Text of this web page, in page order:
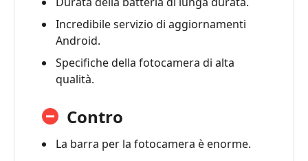
Incredibile servizio di aggiornamenti
Android.
Specifiche della fotocamera di alta
qualità.
Contro
La barra per la fotocamera è enorme.